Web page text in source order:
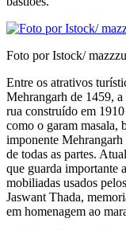
Foto por Istock/
Entre os atrativos
Mehrangarh de 1459,
rua construído em
como o garam masala,
imponente Mehrangarh
de todas as partes.
que guarda importante
mobiliadas usados
Jaswant Thada,
em homenagem ao